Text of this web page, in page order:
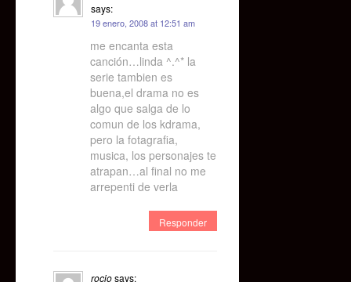
says:
19 enero, 2008 at 12:51 am
me encanta esta
canción…linda ^.^* la
serie tambien es
buena,el drama no es
algo que salga de lo
comun de los kdrama,
pero la fotagrafia,
musica, los personajes te
atrapan…al final no me
arrepenti de verla
Responder
rociosays: